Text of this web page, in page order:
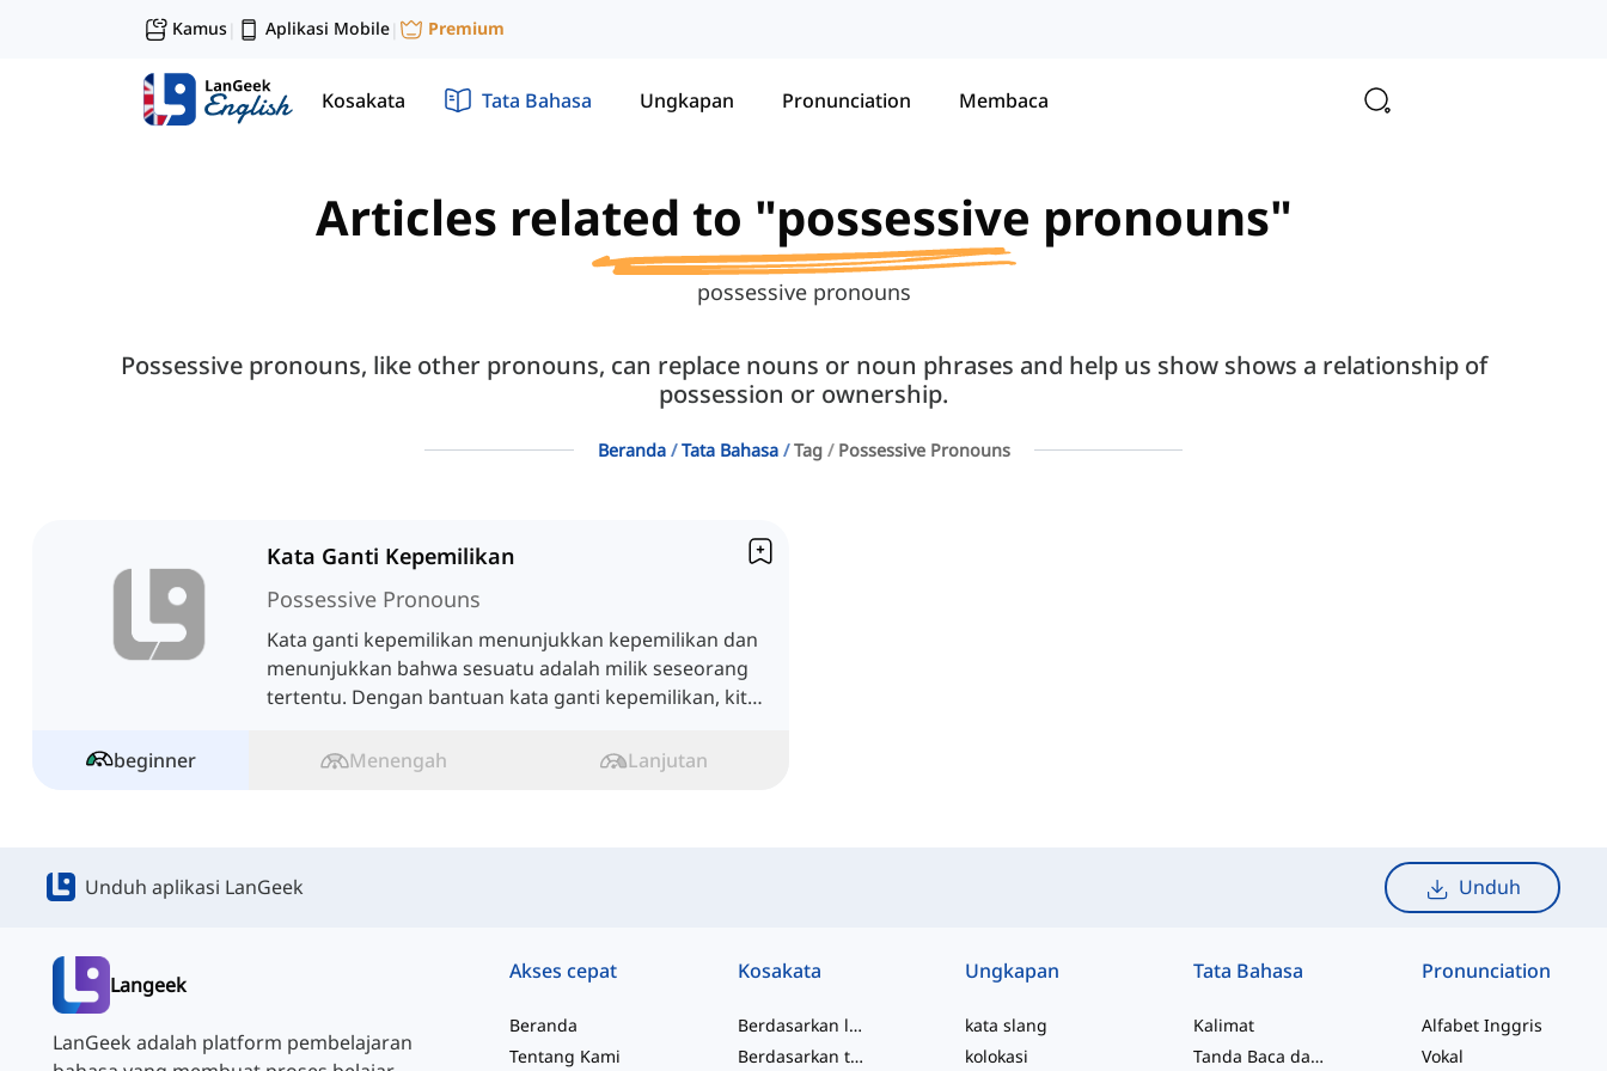
Kamus| Aplikasi Mobile| Premium
Kosakata Tata Bahasa Ungkapan Pronunciation Membaca
Articles related to "possessive pronouns"
possessive pronouns
Possessive pronouns, like other pronouns, can replace nouns or noun phrases and help us show shows a relationship of
possession or ownership.
Beranda Tata Bahasa Tag Possessive Pronouns
Kata Ganti Kepemilikan
Possessive Pronouns
Kata ganti kepemilikan menunjukkan kepemilikan dan
menunjukkan bahwa sesuatu adalah milik seseorang
tertentu. Dengan bantuan kata ganti kepemilikan, kita
beginner
Menengah Lanjutan
Unduh aplikasi LanGeek Unduh
Langeek
LanGeek adalah platform pembelajaran
Akses cepat
Beranda
Tentang Kami
Kosakata
Berdasarkan level
Berdasarkan topik
Ungkapan
kata slang
kolokasi
Tata Bahasa
Kalimat
Tanda Baca dan Ejaan
Pronunciation
Alfabet Inggris
Vokal